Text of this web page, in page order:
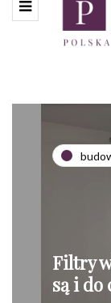
Filtry
są i do